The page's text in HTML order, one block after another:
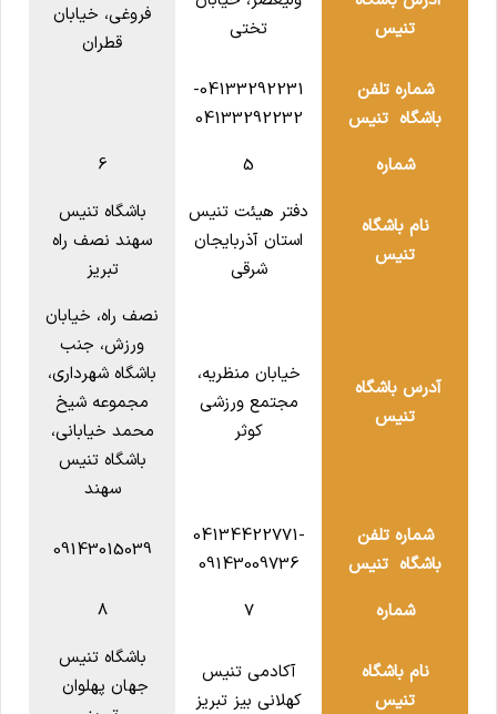
تنیس
تختی
فروغی، خیابان
قطران
شماره تلفن
باشگاه تنیس
04133292231-
04133292232
شماره
5
6
نام باشگاه
تنیس
دفتر هیئت تنیس
استان آذربایجان
شرقی
باشگاه تنیس
سهند نصف راه
تبریز
آدرس باشگاه
تنیس
خیابان منظریه،
مجتمع ورزشی
کوثر
نصف راه، خیابان
ورزش، جنب
باشگاه شهرداری،
مجموعه شیخ
محمد خیابانی،
باشگاه تنیس
سهند
شماره تلفن
باشگاه تنیس
04134422771-
09143009736
09143015039
شماره 7
8
نام باشگاه
تنیس
آکادمی تنیس
کهلانی بیز تبریز
باشگاه تنیس
جهان پهلوان